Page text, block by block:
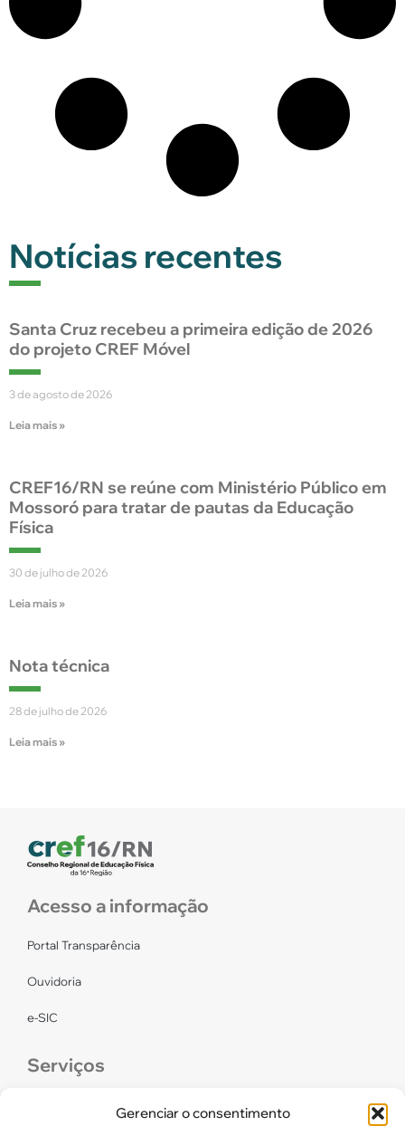
Gerenciar o consentimento
Notícias recentes
Santa Cruz recebeu a primeira edição de 2026
do projeto CREF Móvel
3 de agosto de 2026
Leia mais »
CREF16/RN se reúne com Ministério Público em
Mossoró para tratar de pautas da Educação
Física
30 de julho de 2026
Leia mais »
Nota técnica
28 de julho de 2026
Leia mais »
Acesso a informação
Portal Transparência
Ouvidoria
e-SIC
Serviços